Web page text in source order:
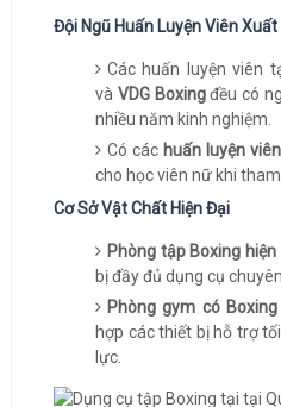
Đội Ngũ Huấn Luyện Viên Xuất
Các huấn luyện viên
và VDG Boxingđều có
nhiều năm kinh nghiệm.
Có các huấn luyện
cho học viên nữ khi tham
Cơ Sở Vật Chất Hiện Đại
Phòng tập Boxing
bị đầy đủ dụng cụ
Phòng gym có
hợp các thiết bị hỗ trợ
lực.